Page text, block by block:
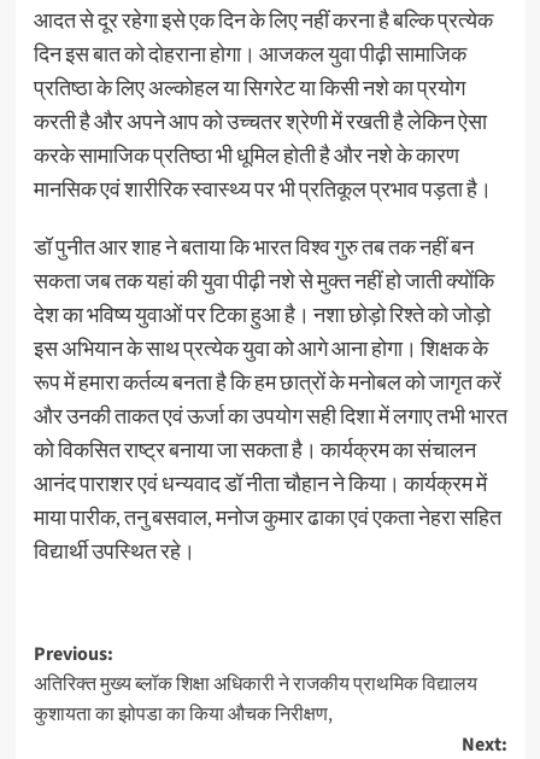
आदत से दूर रहेगा इसे एक दिन के लिए नहीं करना है बल्कि प्रत्येक
दिन इस बात को दोहराना होगा। आजकल युवा पीढ़ी सामाजिक
प्रतिष्ठा के लिए अल्कोहल या सिगरेट या किसी नशे का प्रयोग
करती है और अपने आप को उच्चतर श्रेणी में रखती है लेकिन ऐसा
करके सामाजिक प्रतिष्ठा भी धूमिल होती है और नशे के कारण
मानसिक एवं शारीरिक स्वास्थ्य पर भी प्रतिकूल प्रभाव पड़ता है।
डॉ पुनीत आर शाह ने बताया कि भारत विश्व गुरु तब तक नहीं बन
सकता जब तक यहां की युवा पीढ़ी नशे से मुक्त नहीं हो जाती क्योंकि
देश का भविष्य युवाओं पर टिका हुआ है। नशा छोड़ो रिश्ते को जोड़ो
इस अभियान के साथ प्रत्येक युवा को आगे आना होगा। शिक्षक के
रूप में हमारा कर्तव्य बनता है कि हम छात्रों के मनोबल को जागृत करें
और उनकी ताकत एवं ऊर्जा का उपयोग सही दिशा में लगाए तभी भारत
को विकसित राष्ट्र बनाया जा सकता है। कार्यक्रम का संचालन
आनंद पाराशर एवं धन्यवाद डॉ नीता चौहान ने किया। कार्यक्रम में
माया पारीक, तनु बसवाल, मनोज कुमार ढाका एवं एकता नेहरा सहित
विद्यार्थी उपस्थित रहे।
Previous:
अतिरिक्त मुख्य ब्लॉक शिक्षा अधिकारी ने राजकीय प्राथमिक विद्यालय
कुशायता का झोपडा का किया औचक निरीक्षण,
Next: